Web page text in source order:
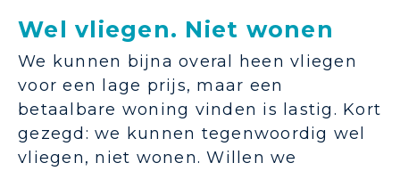
Wel vliegen. Niet wonen
We kunnen bijna overal heen vliegen
voor een lage prijs, maar een
betaalbare woning vinden is lastig. Kort
gezegd: we kunnen tegenwoordig wel
vliegen, niet wonen. Willen we